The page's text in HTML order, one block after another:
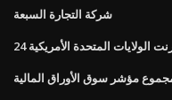
شركة التجارة السبعة
الولايات المتحدة الأمريكية
مجموع مؤشر سوق الأوراق المالية